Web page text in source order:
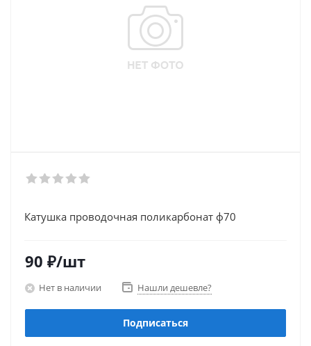
Катушка проводочная поликарбонат ф70
90 ₽/шт
Нет в наличии Нашли дешевле?
Подписаться